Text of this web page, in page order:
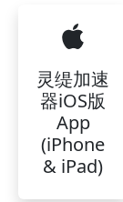
灵缇加速
器iOS版
App
(iPhone
& iPad)